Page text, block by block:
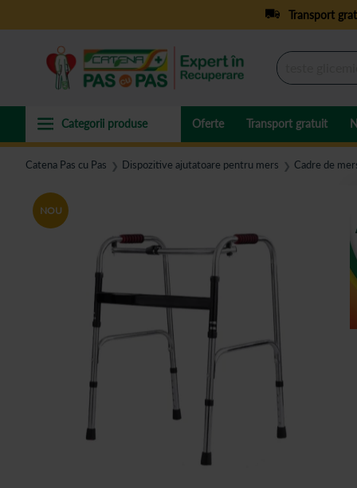
Transport
Oferte Transport gratuit
Catena Pas cu Pas ❯ Dispozitive ajutatoare pentru mers ❯ Cadre de
NOU